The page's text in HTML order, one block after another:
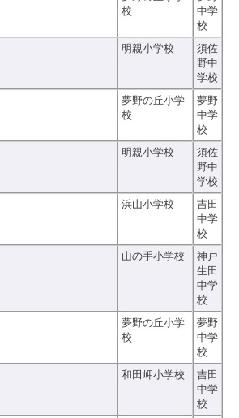
校
中学
校
明親小学校
須佐
野中
学校
夢野の丘小学
校
夢野
中学
校
明親小学校
須佐
野中
学校
浜山小学校
吉田
中学
校
山の手小学校
神戸
生田
中学
校
夢野の丘小学
校
夢野
中学
校
和田岬小学校
吉田
中学
校